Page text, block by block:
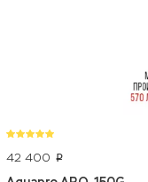
42 400 p